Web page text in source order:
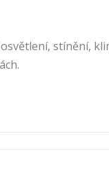
stínění,